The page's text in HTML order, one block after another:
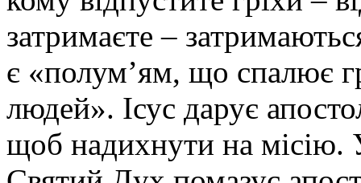
затримаєте –
є «полум’ям, що спалює
людей». Ісус дарує
щоб надихнути на місію.